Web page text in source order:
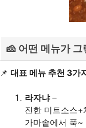
🧀 어떤 메뉴가
📌 대표 메뉴 추천 3가
라자냐–
진한 미트소스
가마솥에서 푹~